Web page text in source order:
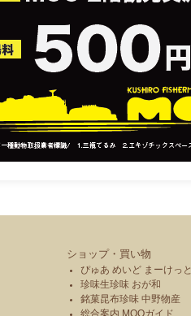
ショップ・買い物
ぴゅあ めいど まーけっと
珍味生珍味 おが和
銘菓昆布珍味 中野物産
総合案内 MOOガイド